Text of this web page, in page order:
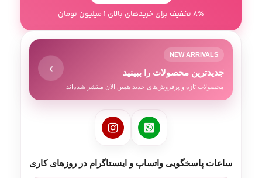
8٪ تخفیف برای خریدهای بالای 1 میلیون تومان
NEW ARRIVALS
جدیدترین محصولات را ببینید
محصولات تازه و پرفروش‌های جدید همین الان منتشر شده‌اند
›
ساعات پاسخگویی واتساپ و اینستاگرام در روزهای کاری